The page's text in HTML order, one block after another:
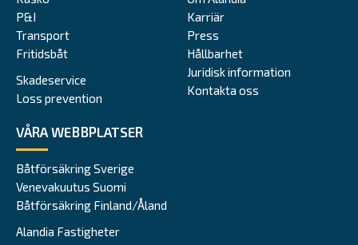
P&I
Transport
Fritidsbåt
Skadeservice
Loss prevention
Karriär
Press
Hållbarhet
Juridisk information
Kontakta oss
VÅRA WEBBPLATSER
Båtförsäkring Sverige
Venevakuutus Suomi
Båtförsäkring Finland/Åland
Alandia Fastigheter